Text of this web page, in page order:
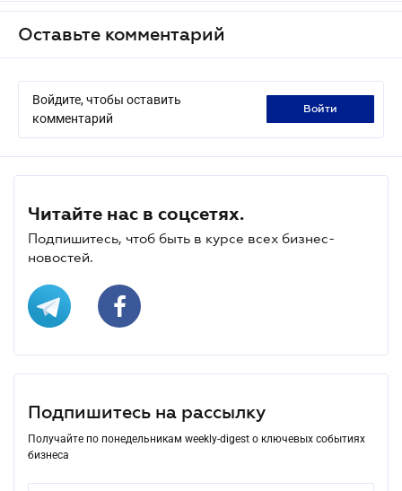
Оставьте комментарий
Войдите, чтобы оставить
комментарий
войти
Читайте нас в соцсетях.
Подпишитесь, чтоб быть в курсе всех бизнес-
новостей.
Подпишитесь на рассылку
Получайте по понедельникам weekly-digest о ключевых событиях
бизнеса